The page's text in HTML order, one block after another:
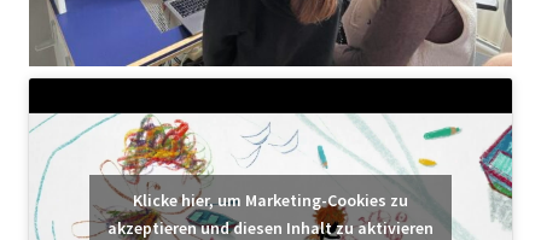
Klicke hier, um Marketing-Cookies zu
akzeptieren und diesen Inhalt zu aktivieren